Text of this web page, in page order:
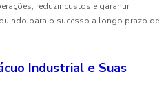
reduzir custos e garantir
para o sucesso a longo prazo de
Industrial e Suas